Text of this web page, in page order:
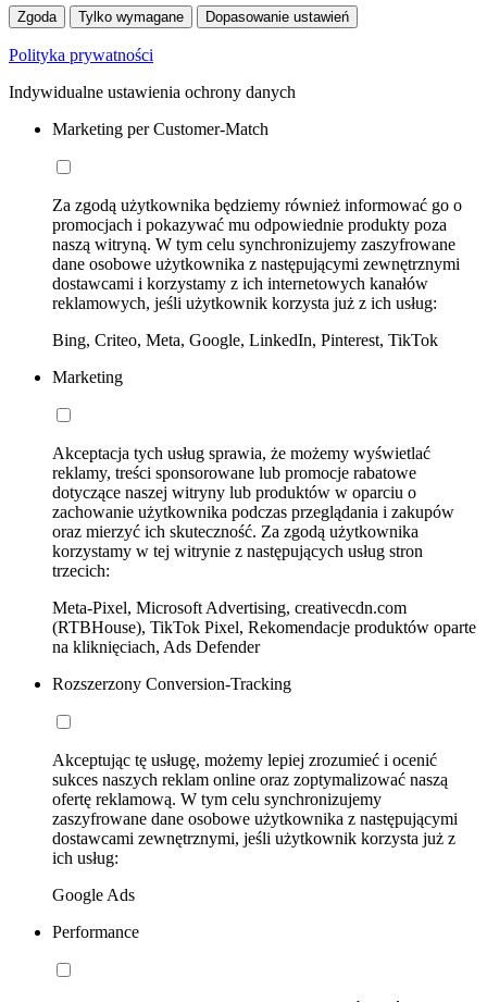
Zgoda Tylko wymagane Dopasowanie ustawień
Polityka prywatności
Indywidualne ustawienia ochrony danych
Marketing per Customer-Match
Za zgodą użytkownika będziemy również informować go o
promocjach i pokazywać mu odpowiednie produkty poza
naszą witryną. W tym celu synchronizujemy zaszyfrowane
dane osobowe użytkownika z następującymi zewnętrznymi
dostawcami i korzystamy z ich internetowych kanałów
reklamowych, jeśli użytkownik korzysta już z ich usług:
Bing, Criteo, Meta, Google, LinkedIn, Pinterest, TikTok
Marketing
Akceptacja tych usług sprawia, że możemy wyświetlać
reklamy, treści sponsorowane lub promocje rabatowe
dotyczące naszej witryny lub produktów w oparciu o
zachowanie użytkownika podczas przeglądania i zakupów
oraz mierzyć ich skuteczność. Za zgodą użytkownika
korzystamy w tej witrynie z następujących usług stron
trzecich:
Meta-Pixel, Microsoft Advertising, creativecdn.com
(RTBHouse), TikTok Pixel, Rekomendacje produktów oparte
na kliknięciach, Ads Defender
Rozszerzony Conversion-Tracking
Akceptując tę usługę, możemy lepiej zrozumieć i ocenić
sukces naszych reklam online oraz zoptymalizować naszą
ofertę reklamową. W tym celu synchronizujemy
zaszyfrowane dane osobowe użytkownika z następującymi
dostawcami zewnętrznymi, jeśli użytkownik korzysta już z
ich usług:
Google Ads
Performance